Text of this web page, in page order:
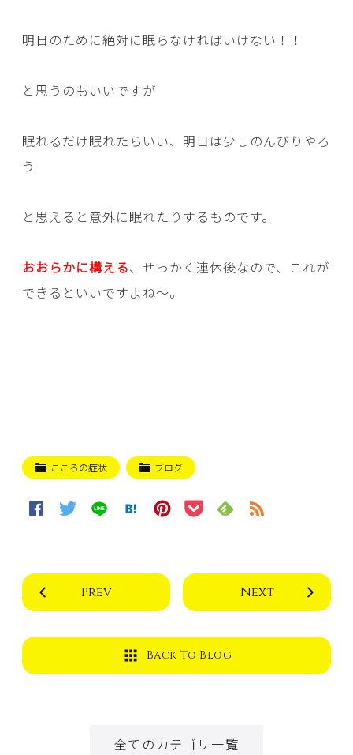
明日のために絶対に眠らなければいけない！！
と思うのもいいですが
眠れるだけ眠れたらいい、明日は少しのんびりやろ
う
と思えると意外に眠れたりするものです。
おおらかに構える、せっかく連休後なので、これが
できるといいですよね～。
こころの症状 ブログ
Prev Next
Back To Blog
全てのカテゴリ一覧